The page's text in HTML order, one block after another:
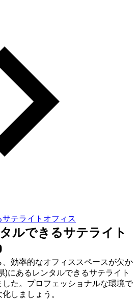
テライトオフィス
ルできるサテライト
効率的なオフィススペースが欠か
)にあるレンタルできるサテライト
た。プロフェッショナルな環境で
しましょう。